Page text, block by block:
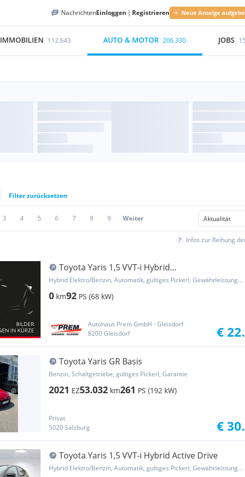
NachrichtenEinloggen | Registrieren Neue Anzeige
IMMOBILIEN 112.643 AUTO & MOTOR 206.330 JOBS
Filter zurücksetzen
3 4 5 6 7 8 9 Weiter
Infos zur Reihung
Toyota Yaris 1,5 VVT-i Hybrid
Teamplayer/Technik Paket
Hybrid Elektro/Benzin, Automatik, gültiges Pickerl, Gewährleistung, Garantie
0 km92 PS (68 kW)
Autohaus Prem GmbH - Gleisdorf
8200 Gleisdorf
€
Toyota Yaris GR Basis
Benzin, Schaltgetriebe, gültiges Pickerl, Garantie
2021 EZ53.032 km261 PS (192 kW)
Privat
5020 Salzburg
€
Toyota Yaris 1,5 VVT-i Hybrid Active Drive
Hybrid Elektro/Benzin, Automatik, gültiges Pickerl, Gewährleistung, Garantie